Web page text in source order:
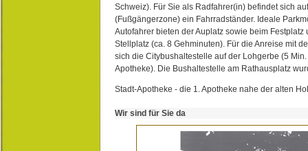
Schweiz). Für Sie als Radfahrer(in) befindet sich
(Fußgängerzone) ein Fahrradständer. Ideale
Autofahrer bieten der Auplatz sowie beim Festplatz
Stellplatz (ca. 8 Gehminuten). Für die Anreise mit
sich die Citybushaltestelle auf der Lohgerbe (5
Apotheke). Die Bushaltestelle am Rathausplatz
Stadt-Apotheke - die 1. Apotheke nahe der alten
Wir sind für Sie da